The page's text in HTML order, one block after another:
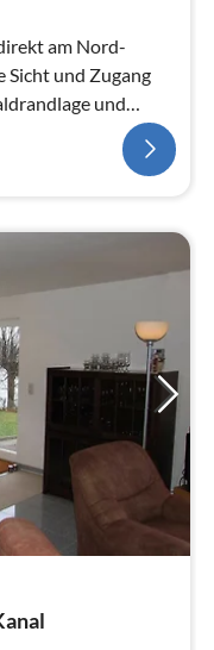
am Nord-
Sicht und Zugang
und